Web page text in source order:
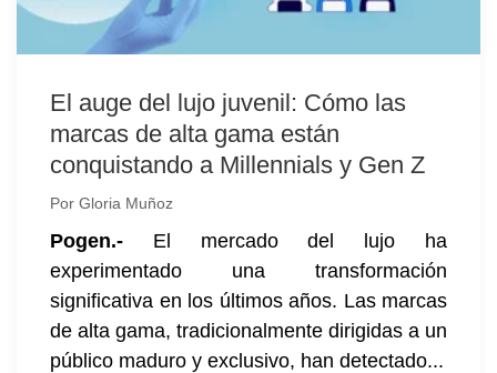
El auge del lujo juvenil: Cómo las
marcas de alta gama están
conquistando a Millennials y Gen Z
Por Gloria Muñoz
Pogen.-
El mercado del lujo ha
experimentado una transformación
significativa en los últimos años. Las marcas
de alta gama, tradicionalmente dirigidas a un
público maduro y exclusivo, han detectado...